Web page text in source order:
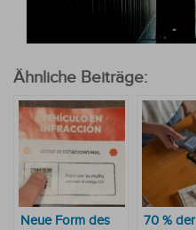
Ähnliche Beiträge:
Neue Form des
70 % der